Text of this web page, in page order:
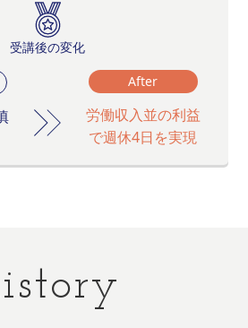
受講後の変化
After
労働収入並の利益
で週休4日を実現